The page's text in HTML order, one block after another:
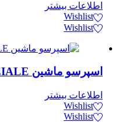
اطلاعات بیشتر
Wishlist
Wishlist
اسپرسو ماشین LA SPAZIALE مدل S8 EK
اطلاعات بیشتر
Wishlist
Wishlist